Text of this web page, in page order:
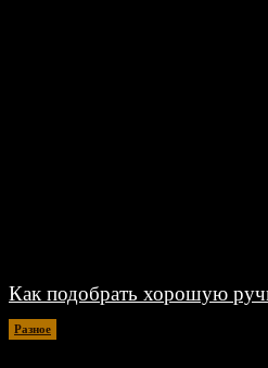
Как подобрать хорошую
Разное